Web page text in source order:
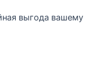
выгода вашему